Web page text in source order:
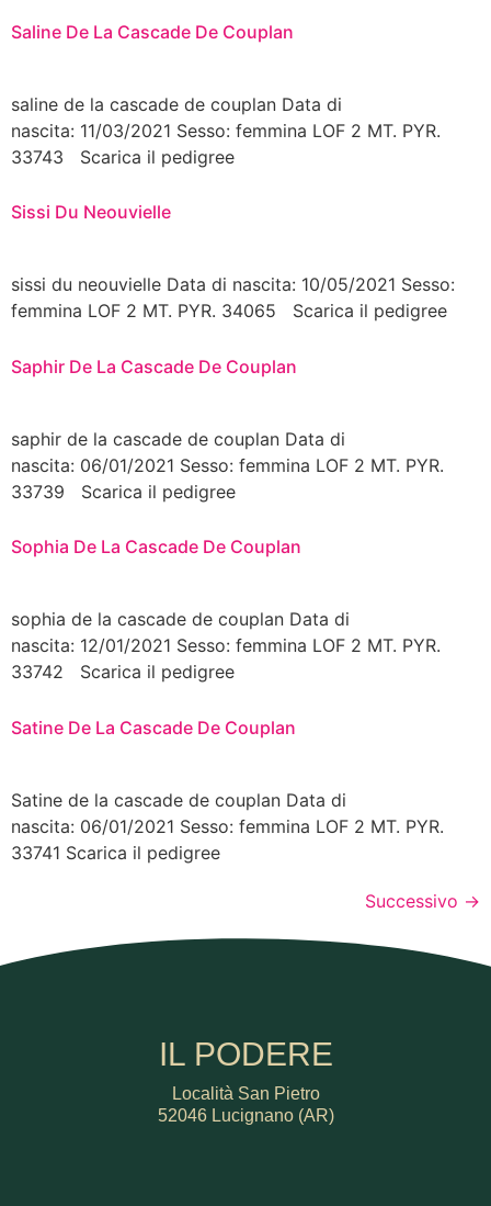
Saline De La Cascade De Couplan
saline de la cascade de couplan Data di
nascita: 11/03/2021 Sesso: femmina LOF 2 MT. PYR.
33743 Scarica il pedigree
Sissi Du Neouvielle
sissi du neouvielle Data di nascita: 10/05/2021 Sesso:
femmina LOF 2 MT. PYR. 34065 Scarica il pedigree
Saphir De La Cascade De Couplan
saphir de la cascade de couplan Data di
nascita: 06/01/2021 Sesso: femmina LOF 2 MT. PYR.
33739 Scarica il pedigree
Sophia De La Cascade De Couplan
sophia de la cascade de couplan Data di
nascita: 12/01/2021 Sesso: femmina LOF 2 MT. PYR.
33742 Scarica il pedigree
Satine De La Cascade De Couplan
Satine de la cascade de couplan Data di
nascita: 06/01/2021 Sesso: femmina LOF 2 MT. PYR.
33741 Scarica il pedigree
Successivo →
IL PODERE
Località San Pietro
52046 Lucignano (AR)